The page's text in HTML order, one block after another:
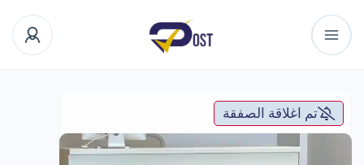
تم اغلاقة الصفقة